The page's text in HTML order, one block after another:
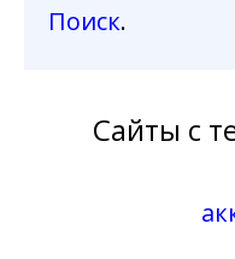
Поиск.
Сайты с